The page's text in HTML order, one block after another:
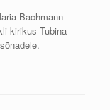
Bachmann
kirikus Tubina